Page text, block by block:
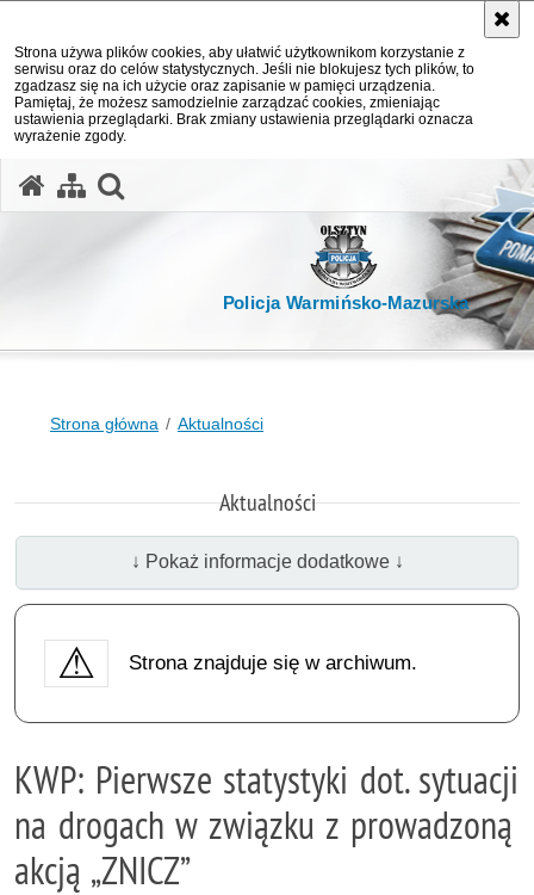
Strona używa plików cookies, aby ułatwić użytkownikom korzystanie z
serwisu oraz do celów statystycznych. Jeśli nie blokujesz tych plików, to
zgadzasz się na ich użycie oraz zapisanie w pamięci urządzenia.
Pamiętaj, że możesz samodzielnie zarządzać cookies, zmieniając
ustawienia przeglądarki. Brak zmiany ustawienia przeglądarki oznacza
wyrażenie zgody.
Policja Warmińsko-Mazurska
Strona główna Aktualności
Aktualności
↓ Pokaż informacje dodatkowe ↓
Strona znajduje się w archiwum.
KWP: Pierwsze statystyki dot. sytuacji
na drogach w związku z prowadzoną
akcją „ZNICZ”